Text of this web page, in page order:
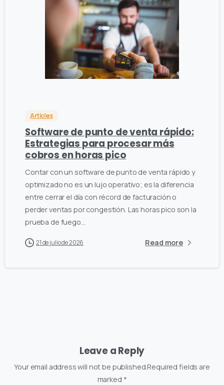
0 0
Articles
Software de punto de venta rápido:
Estrategias para procesar más
cobros en horas pico
Contar con un software de punto de venta rápido y
optimizado no es un lujo operativo; es la diferencia
entre cerrar el día con récord de facturación o
perder ventas por congestión. Las horas pico son la
prueba de fuego...
21 de julio de 2026 Read more
Leave a Reply
Your email address will not be published.Required fields are
marked *